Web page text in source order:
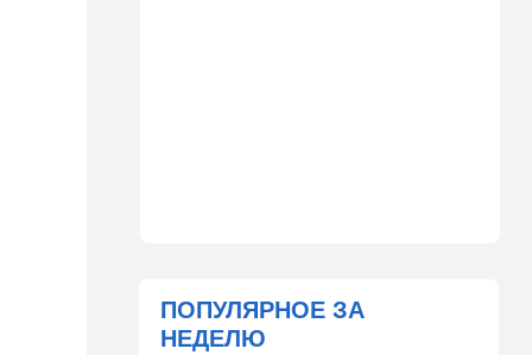
Бен-Гурион после войны:
новые правила,
безопасность и советы
ПОПУЛЯРНОЕ ЗА
НЕДЕЛЮ